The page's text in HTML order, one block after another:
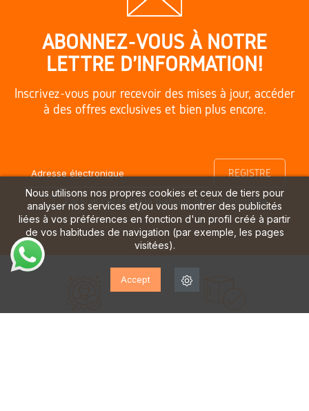
Nous utilisons nos propres cookies et ceux de tiers pour
analyser nos services et/ou vous montrer des publicités
liées à vos préférences en fonction d'un profil créé à partir
de vos habitudes de navigation (par exemple, les pages
visitées).
Accept
ABONNEZ-VOUS À NOTRE
LETTRE D'INFORMATION!
Inscrivez-vous pour recevoir des mises à jour, accéder
à des offres exclusives et bien plus encore.
J'ai lu et j'accepte la politique de confidentialité